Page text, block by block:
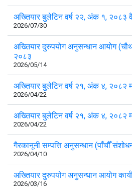
अख्तियार बुलेटिन वर्ष २२, अंक १, २०८३
2026/07/30
अख्तियार दुरुपयोग अनुसन्धान आयोग
२०८३
2026/05/14
अख्तियार बुलेटिन वर्ष २१, अंक ४, २०८२
2026/04/22
अख्तियार बुलेटिन वर्ष २१, अंक ४, २०८२
2026/04/22
गैरकानूनी सम्पत्ति अनुसन्धान (पाँचौँ
2026/04/10
अख्तियार दुरुपयोग अनुसन्धान आयोग
2026/03/16